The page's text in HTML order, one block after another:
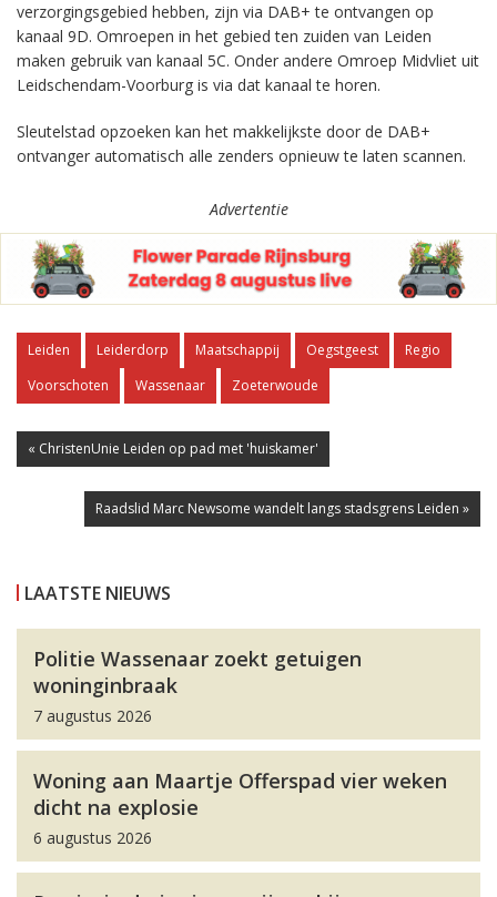
verzorgingsgebied hebben, zijn via DAB+ te ontvangen op
kanaal 9D. Omroepen in het gebied ten zuiden van Leiden
maken gebruik van kanaal 5C. Onder andere Omroep Midvliet uit
Leidschendam-Voorburg is via dat kanaal te horen.
Sleutelstad opzoeken kan het makkelijkste door de DAB+
ontvanger automatisch alle zenders opnieuw te laten scannen.
Advertentie
Leiden Leiderdorp Maatschappij Oegstgeest
Regio
Voorschoten
Wassenaar Zoeterwoude
« ChristenUnie Leiden op pad met 'huiskamer'
Raadslid Marc Newsome wandelt langs stadsgrens Leiden »
LAATSTE NIEUWS
Politie Wassenaar zoekt getuigen
woninginbraak
7 augustus 2026
Woning aan Maartje Offerspad vier weken
dicht na explosie
6 augustus 2026